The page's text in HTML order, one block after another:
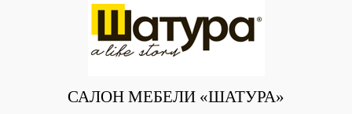
САЛОН МЕБЕЛИ «ШАТУРА»